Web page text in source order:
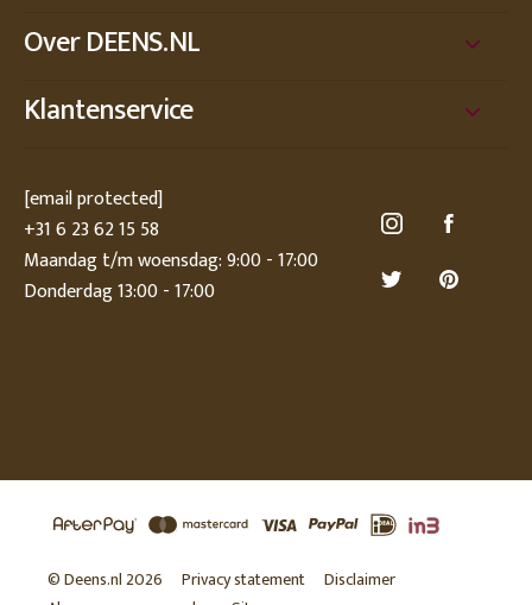
Over DEENS.NL
Klantenservice
[email protected]
+31 6 23 62 15 58
Maandag t/m woensdag: 9:00 - 17:00
Donderdag 13:00 - 17:00
© Deens.nl 2026 Privacy statement
Disclaimer